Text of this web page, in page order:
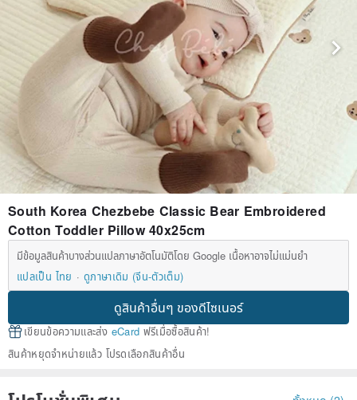
South Korea Chezbebe Classic Bear Embroidered
Cotton Toddler Pillow 40x25cm
มีข้อมูลสินค้าบางส่วนแปลภาษาอัตโนมัติโดย Google เนื้อหาอาจไม่แม่นยำ
แปลเป็น ไทย
ดูภาษาเดิม (จีน-ตัวเต็ม)
ดูสินค้าอื่นๆ ของดีไซเนอร์
เขียนข้อความและส่ง eCard ฟรีเมื่อซื้อสินค้า!
สินค้าหยุดจำหน่ายแล้ว โปรดเลือกสินค้าอื่น